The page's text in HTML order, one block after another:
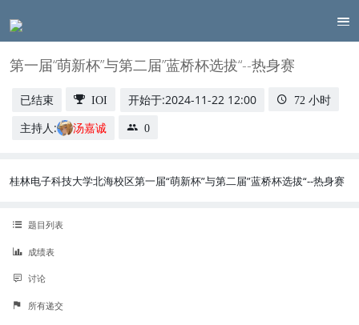
第一届“萌新杯”与第二届”蓝桥杯选拔“--热身赛
已结束 IOI 开始于:2024-11-22 12:00 72 小时
主持人: 汤嘉诚 0
桂林电子科技大学北海校区第一届“萌新杯”与第二届”蓝桥杯选拔“--热身赛
题目列表
成绩表
讨论
所有递交